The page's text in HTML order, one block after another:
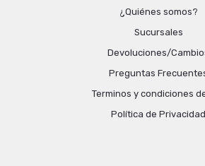
¿Quiénes somos?
Sucursales
Devoluciones/
Preguntas
Terminos y condiciones
Política de Privacidad